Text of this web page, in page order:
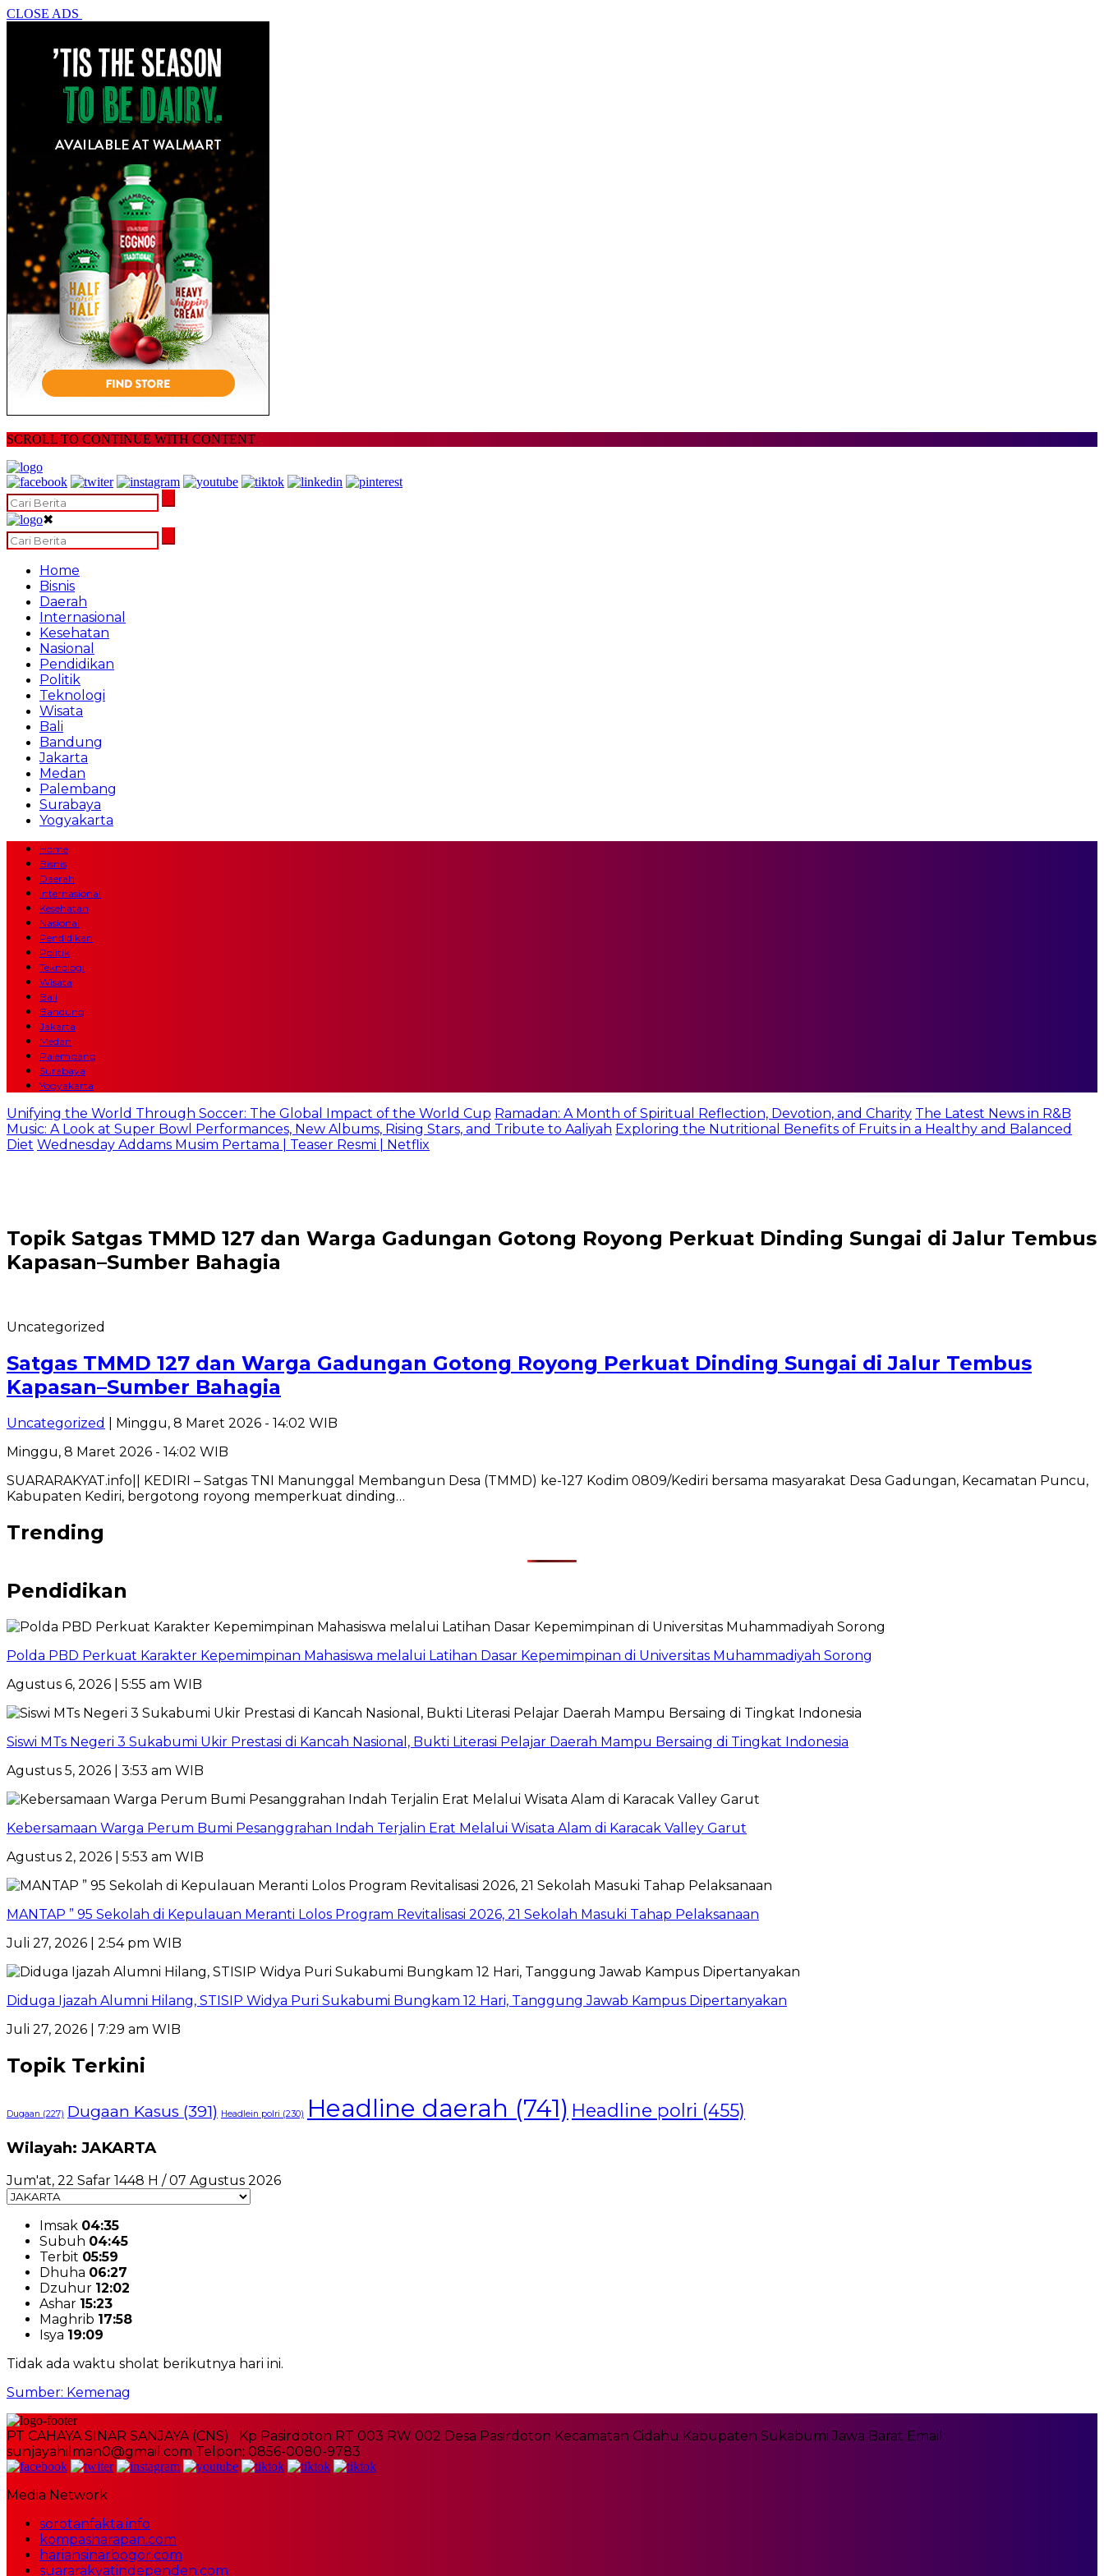
CLOSE ADS
SCROLL TO CONTINUE WITH CONTENT
✖
Home
Bisnis
Daerah
Internasional
Kesehatan
Nasional
Pendidikan
Politik
Teknologi
Wisata
Bali
Bandung
Jakarta
Medan
Palembang
Surabaya
Yogyakarta
Home
Bisnis
Daerah
Internasional
Kesehatan
Nasional
Pendidikan
Politik
Teknologi
Wisata
Bali
Bandung
Jakarta
Medan
Palembang
Surabaya
Yogyakarta
Unifying the World Through Soccer: The Global Impact of the World Cup Ramadan: A Month of Spiritual Reflection, Devotion, and Charity The Latest News in R&B
Music: A Look at Super Bowl Performances, New Albums, Rising Stars, and Tribute to Aaliyah Exploring the Nutritional Benefits of Fruits in a Healthy and Balanced
Diet Wednesday Addams Musim Pertama | Teaser Resmi | Netflix
Topik Satgas TMMD 127 dan Warga Gadungan Gotong Royong Perkuat Dinding Sungai di Jalur Tembus
Kapasan–Sumber Bahagia
Uncategorized
Satgas TMMD 127 dan Warga Gadungan Gotong Royong Perkuat Dinding Sungai di Jalur Tembus
Kapasan–Sumber Bahagia
Uncategorized
| Minggu, 8 Maret 2026 - 14:02 WIB
Minggu, 8 Maret 2026 - 14:02 WIB
SUARARAKYAT.info|| KEDIRI – Satgas TNI Manunggal Membangun Desa (TMMD) ke-127 Kodim 0809/Kediri bersama masyarakat Desa Gadungan, Kecamatan Puncu,
Kabupaten Kediri, bergotong royong memperkuat dinding…
Trending
Pendidikan
Polda PBD Perkuat Karakter Kepemimpinan Mahasiswa melalui Latihan Dasar Kepemimpinan di Universitas Muhammadiyah Sorong
Agustus 6, 2026 | 5:55 am WIB
Siswi MTs Negeri 3 Sukabumi Ukir Prestasi di Kancah Nasional, Bukti Literasi Pelajar Daerah Mampu Bersaing di Tingkat Indonesia
Agustus 5, 2026 | 3:53 am WIB
Kebersamaan Warga Perum Bumi Pesanggrahan Indah Terjalin Erat Melalui Wisata Alam di Karacak Valley Garut
Agustus 2, 2026 | 5:53 am WIB
MANTAP ” 95 Sekolah di Kepulauan Meranti Lolos Program Revitalisasi 2026, 21 Sekolah Masuki Tahap Pelaksanaan
Juli 27, 2026 | 2:54 pm WIB
Diduga Ijazah Alumni Hilang, STISIP Widya Puri Sukabumi Bungkam 12 Hari, Tanggung Jawab Kampus Dipertanyakan
Juli 27, 2026 | 7:29 am WIB
Topik Terkini
Dugaan (227) Dugaan Kasus (391) Headlein polri (230) Headline daerah (741) Headline polri (455)
Wilayah: JAKARTA
Jum'at, 22 Safar 1448 H / 07 Agustus 2026
Imsak 04:35
Subuh 04:45
Terbit 05:59
Dhuha 06:27
Dzuhur 12:02
Ashar 15:23
Maghrib 17:58
Isya 19:09
Tidak ada waktu sholat berikutnya hari ini.
Sumber: Kemenag
PT CAHAYA SINAR SANJAYA (CNS) Kp Pasirdoton RT 003 RW 002 Desa Pasirdoton Kecamatan Cidahu Kabupaten Sukabumi Jawa Barat Email:
sunjayahilman0@gmail.com Telpon: 0856-0080-9783
Media Network
sorotanfakta.info
kompasharapan.com
hariansinarbogor.com
suararakyatindependen.com